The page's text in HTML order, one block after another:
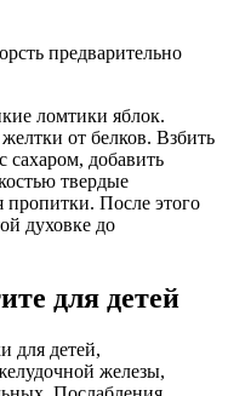
предварительно
ломтики яблок.
от белков. Взбить
сахаром, добавить
твердые
пропитки. После этого
духовке до
для детей
для детей,
железы,